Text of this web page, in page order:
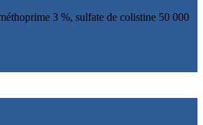
3 %, sulfate de colistine 50 000